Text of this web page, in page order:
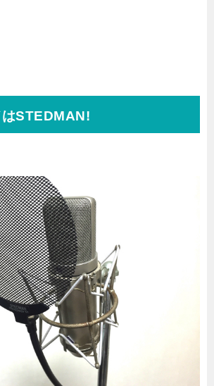
STEDMAN!